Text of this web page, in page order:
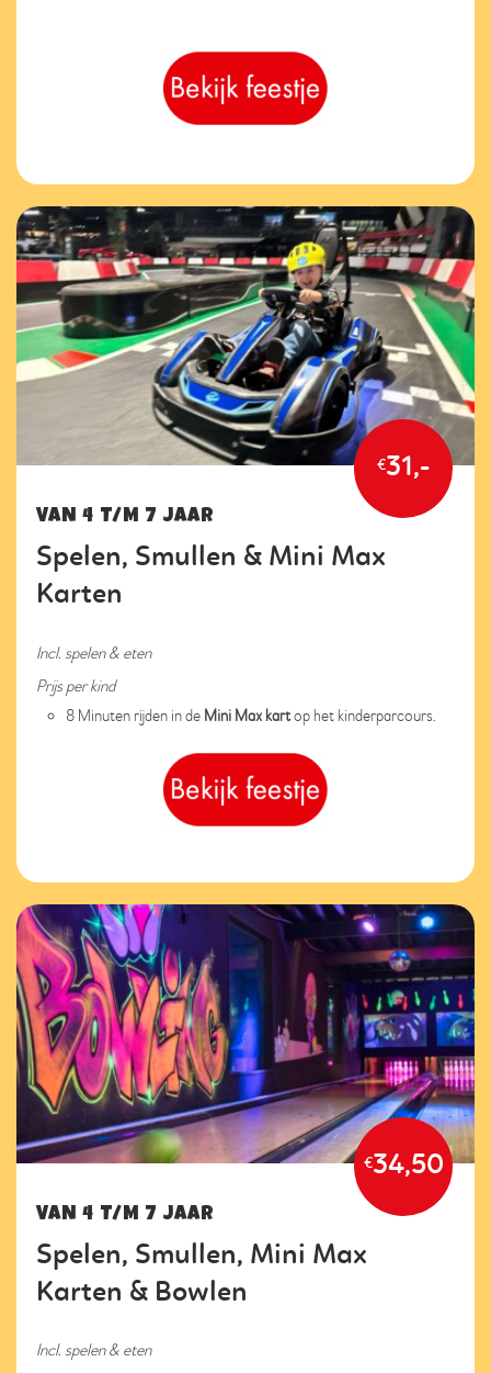
€31,-
VAN 4 T/M 7 JAAR
Spelen, Smullen & Mini Max
Karten
Incl. spelen & eten
Prijs per kind
8 Minuten rijden in de Mini Max kartop het kinderparcours.
€34,50
VAN 4 T/M 7 JAAR
Spelen, Smullen, Mini Max
Karten & Bowlen
Incl. spelen & eten